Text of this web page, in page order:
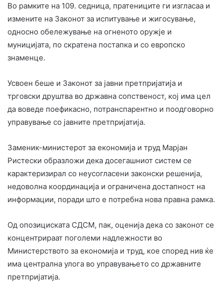
Во рамките на 109. седница, пратениците ги изгласаа и
измените на Законот за испитување и жигосување,
односно обележување на огненото оружје и
муницијата, по скратена постапка и со европско
знаменце.
Усвоен беше и Законот за јавни претпријатија и
трговски друштва во државна сопственост, кој има цел
да воведе поефикасно, потранспарентно и поодговорно
управување со јавните претпријатија.
Заменик-министерот за економија и труд Марјан
Ристески образложи дека досегашниот систем се
карактеризирал со неусогласени законски решенија,
недоволна координација и ограничена достапност на
информации, поради што е потребна нова правна рамка.
Од опозициската СДСМ, пак, оценија дека со законот се
концентрираат поголеми надлежности во
Министерството за економија и труд, кое според нив ќе
има централна улога во управувањето со државните
претпријатија.